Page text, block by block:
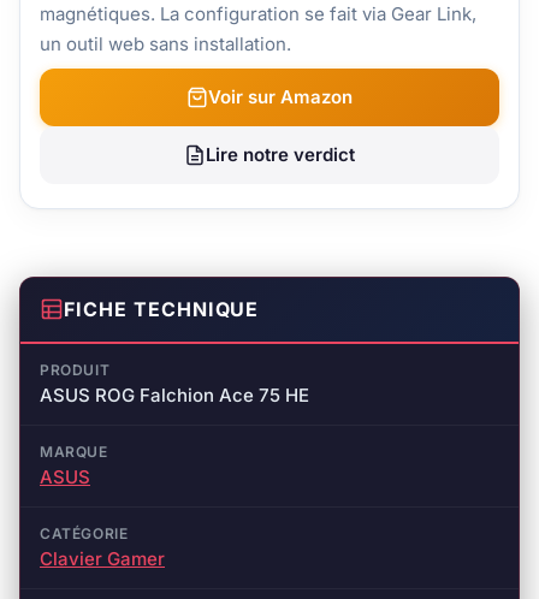
magnétiques. La configuration se fait via Gear Link,
un outil web sans installation.
Voir sur Amazon
Lire notre verdict
FICHE TECHNIQUE
PRODUIT
ASUS ROG Falchion Ace 75 HE
MARQUE
ASUS
CATÉGORIE
Clavier Gamer